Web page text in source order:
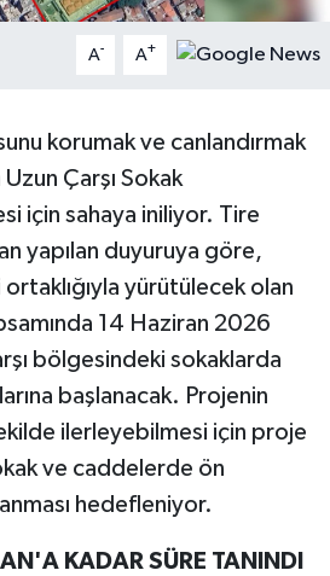
A- A+
korumak ve canlandırmak
Uzun Çarşı Sokak
için sahaya iniliyor. Tire
yapılan duyuruya göre,
yürütülecek olan
14 Haziran 2026
bölgesindeki sokaklarda
başlanacak. Projenin
ilerleyebilmesi için proje
ve caddelerde ön
hedefleniyor.
KADAR SÜRE TANINDI